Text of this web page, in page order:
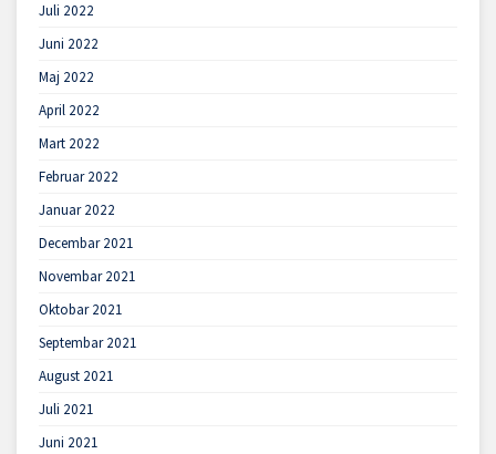
Juli 2022
Juni 2022
Maj 2022
April 2022
Mart 2022
Februar 2022
Januar 2022
Decembar 2021
Novembar 2021
Oktobar 2021
Septembar 2021
August 2021
Juli 2021
Juni 2021